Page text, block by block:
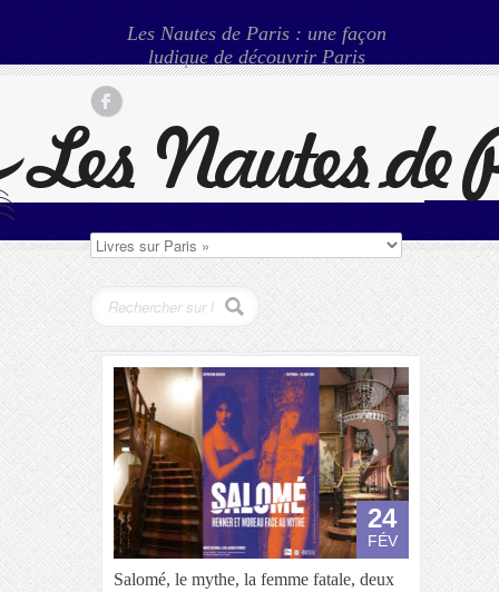
Les Nautes de Paris : une façon
ludique de découvrir Paris
24
FÉV
Salomé, le mythe, la femme fatale, deux